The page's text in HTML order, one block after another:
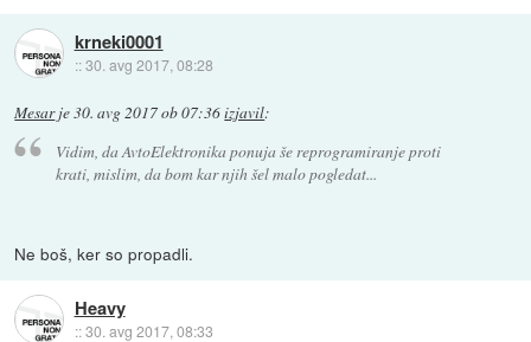
krneki0001
::30. avg 2017, 08:28
Mesarje30. avg 2017 ob 07:36izjavil:
Vidim, da AvtoElektronika ponuja še reprogramiranje proti
krati, mislim, da bom kar njih šel malo pogledat...
Ne boš, ker so propadli.
Heavy
::30. avg 2017, 08:33